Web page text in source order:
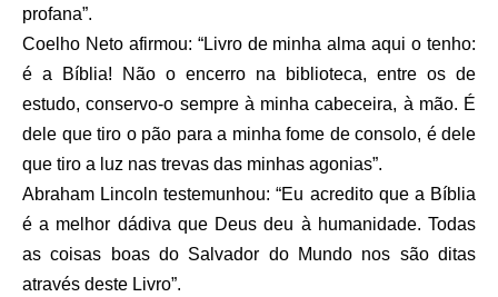
profana”.
Coelho Neto afirmou: “Livro de minha alma aqui o tenho:
é a Bíblia! Não o encerro na biblioteca, entre os de
estudo, conservo-o sempre à minha cabeceira, à mão. É
dele que tiro o pão para a minha fome de consolo, é dele
que tiro a luz nas trevas das minhas agonias”.
Abraham Lincoln testemunhou: “Eu acredito que a Bíblia
é a melhor dádiva que Deus deu à humanidade. Todas
as coisas boas do Salvador do Mundo nos são ditas
através deste Livro”.